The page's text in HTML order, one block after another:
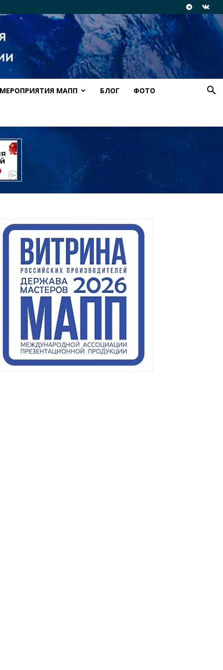
МЕРОПРИЯТИЯ МАПП БЛОГ ФОТО